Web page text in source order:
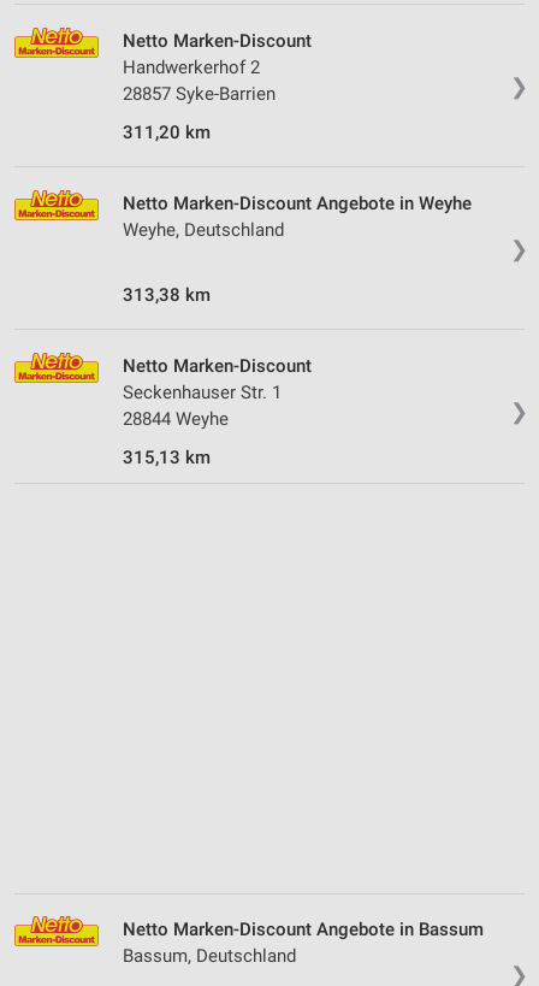
❯
Netto Marken-Discount
Handwerkerhof 2
28857 Syke-Barrien
311,20 km
❯
Netto Marken-Discount Angebote in Weyhe
Weyhe, Deutschland
313,38 km
❯
Netto Marken-Discount
Seckenhauser Str. 1
28844 Weyhe
315,13 km
❯
Netto Marken-Discount Angebote in Bassum
Bassum, Deutschland
Funktional